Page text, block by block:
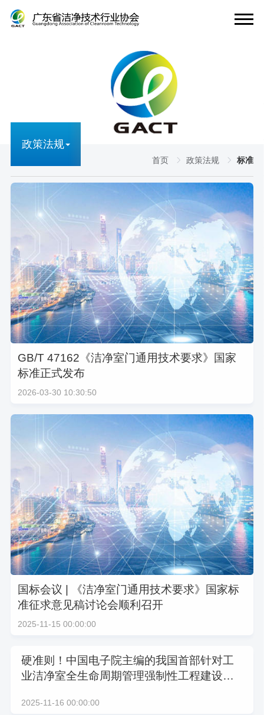
政策法规
首页 政策法规 标准
GB/T 47162《洁净室门通用技术要求》国家
标准正式发布
2026-03-30 10:30:50
国标会议 | 《洁净室门通用技术要求》国家标
准征求意见稿讨论会顺利召开
2025-11-15 00:00:00
硬准则！中国电子院主编的我国首部针对工
业洁净室全生命周期管理强制性工程建设国
2025-11-16 00:00:00